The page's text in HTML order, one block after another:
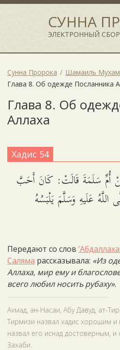
СУННА
ЭЛЕКТРОННЫЙ
Сунна Пророка
Шамаиль
Глава 8. Об одежде Посланника
Глава 8. Об
Аллаха
Хадис 54
أُمِّ سَلَمَةَ قَالَتْ: كَانَ أَحَبَّ
عَلَيهِ وَسَلَّمَ يَلْبَسُهُ
Передают со слов
Саляма рассказывала: «Из
Аллаха, мир ему и
всего любил носить рубаху».
Ахмад, ан-Насаи, Абу Давуд, ат-
Тирмизи назвал хадис хорошим
назвал его иснад достоверным, и
Захаби.